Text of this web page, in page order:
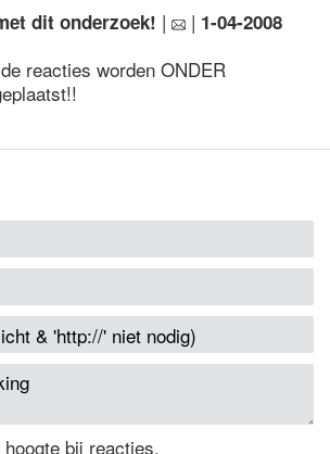
dit onderzoek! | | 1-04-2008
reacties worden ONDER
bij reacties.